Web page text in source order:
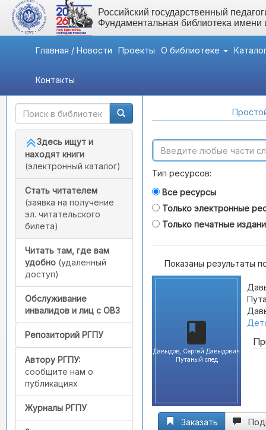
Российский государственный
Фундаментальная библиотека
Главная / Новости Проекты О библиотеке
Контакты
Быстрый доступ
Здесь ищут и
находят книги
(электронный каталог)
Стать читателем
(заявка на получение
эл. читательского
билета)
Читать там, где вам
удобно (удаленный
доступ)
Обслуживание
инвалидов и лиц с ОВЗ
Репозиторий РГПУ
Автору РГПУ:
сообщите нам о
публикациях
Журналы РГПУ
Тип ресурсов:
Все ресурсы
Только электронные
Только печатные
Показаны результаты
Давыдов, Сергей Давыдович
Путаный след
Заказать